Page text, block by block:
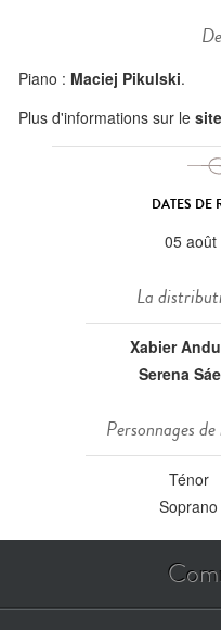
Piano : Maciej Pikulski.
Plus d'informations sur le
DATES DE
05 août
La
Xabier
Serena
Personnages
Ténor
Soprano